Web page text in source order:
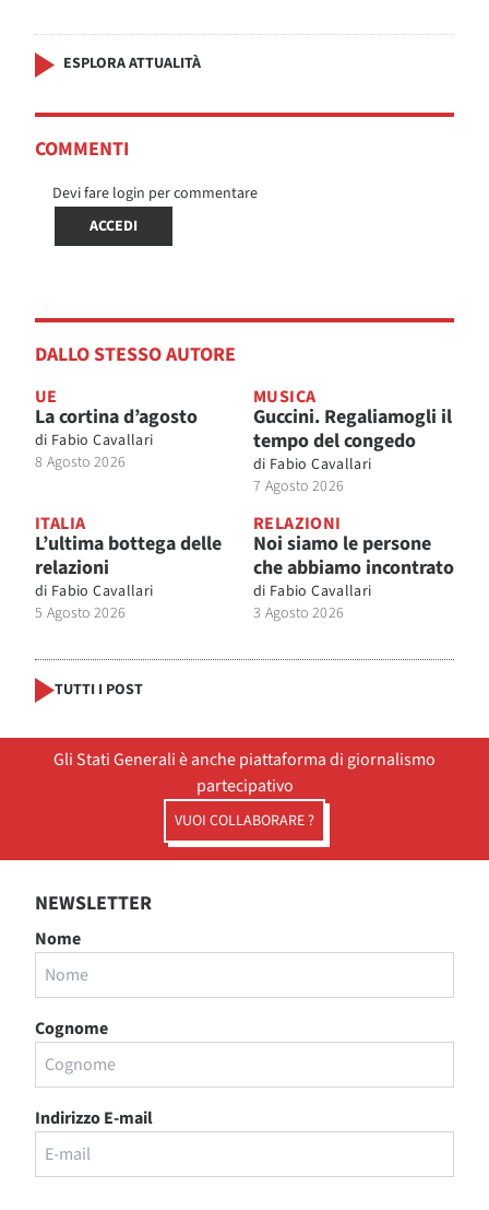
ESPLORA ATTUALITÀ
COMMENTI
Devi fare login per commentare
ACCEDI
DALLO STESSO AUTORE
UE
La cortina d’agosto
di Fabio Cavallari
8 Agosto 2026
MUSICA
Guccini. Regaliamogli il
tempo del congedo
di Fabio Cavallari
7 Agosto 2026
ITALIA
L’ultima bottega delle
relazioni
di Fabio Cavallari
5 Agosto 2026
RELAZIONI
Noi siamo le persone
che abbiamo incontrato
di Fabio Cavallari
3 Agosto 2026
TUTTI I POST
Gli Stati Generali è anche piattaforma di giornalismo
partecipativo
VUOI COLLABORARE ?
NEWSLETTER
Nome
Cognome
Indirizzo E-mail